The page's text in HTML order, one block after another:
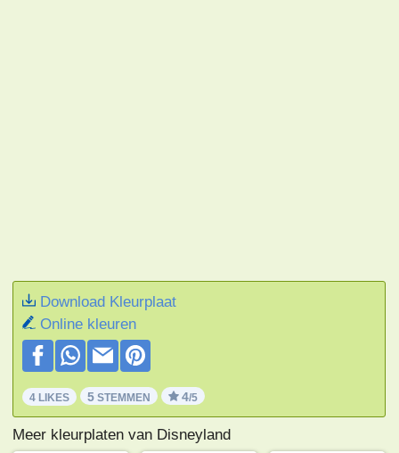
Download Kleurplaat
Online kleuren
4 LIKES 5 STEMMEN 4/5
Meer kleurplaten van Disneyland